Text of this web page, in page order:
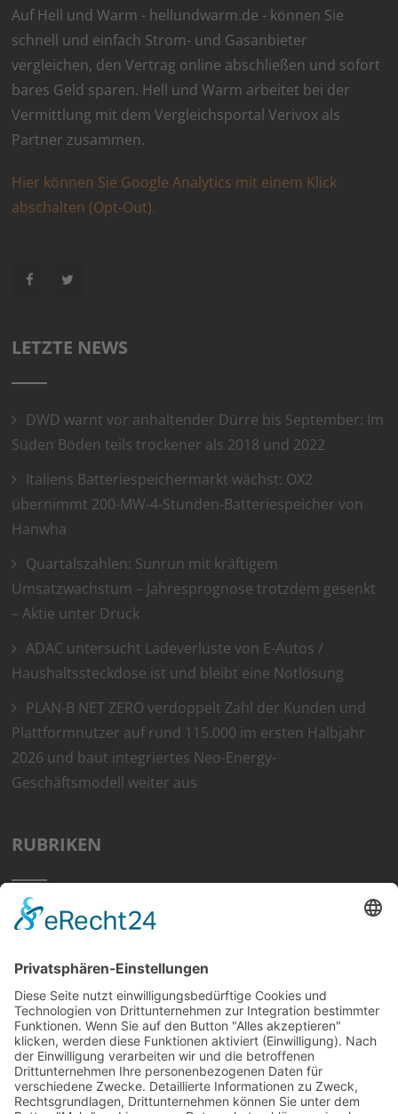
Auf Hell und Warm - hellundwarm.de - können Sie
schnell und einfach Strom- und Gasanbieter
vergleichen, den Vertrag online abschließen und sofort
bares Geld sparen. Hell und Warm arbeitet bei der
Vermittlung mit dem Vergleichsportal Verivox als
Partner zusammen.
Hier können Sie Google Analytics mit einem Klick
abschalten (Opt-Out).
LETZTE NEWS
DWD warnt vor anhaltender Dürre bis September: Im
Süden Böden teils trockener als 2018 und 2022
Italiens Batteriespeichermarkt wächst: OX2
übernimmt 200-MW-4-Stunden-Batteriespeicher von
Hanwha
Quartalszahlen: Sunrun mit kräftigem
Umsatzwachstum – Jahresprognose trotzdem gesenkt
– Aktie unter Druck
ADAC untersucht Ladeverluste von E-Autos /
Haushaltssteckdose ist und bleibt eine Notlösung
PLAN-B NET ZERO verdoppelt Zahl der Kunden und
Plattformnutzer auf rund 115.000 im ersten Halbjahr
2026 und baut integriertes Neo-Energy-
Geschäftsmodell weiter aus
RUBRIKEN
Home
Tipps
Wissen
Strom Top30
F&A